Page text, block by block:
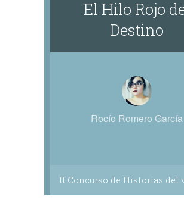
El Hilo Rojo
Destino
Rocío Romero García
II Concurso de Historias del